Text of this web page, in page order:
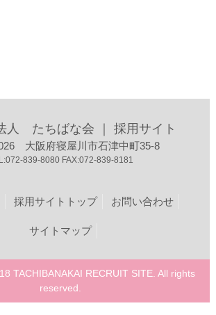
人 たちばな会 ｜ 採用サイト
大阪府寝屋川市石津中町35-8
839-8080 FAX:072-839-8181
採用サイトトップ お問い合わせ
サイトマップ
TACHIBANAKAI RECRUIT SITE. All rights
reserved.